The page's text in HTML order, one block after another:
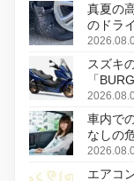
真夏の
のドラ
スズキ
「
変更し
車内で
なしの
エアコ